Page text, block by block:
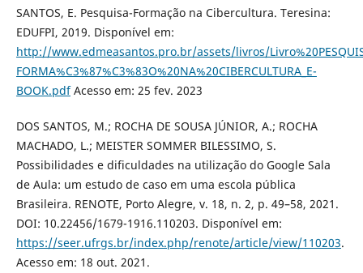
SANTOS, E. Pesquisa-Formação na Cibercultura. Teresina:
EDUFPI, 2019. Disponível em:
http://www.edmeasantos.pro.br/assets/livros/
FORMA%C3%87%C3%83O%20NA%20CIBERCULTURA_E-
BOOK.pdfAcesso em: 25 fev. 2023
DOS SANTOS, M.; ROCHA DE SOUSA JÚNIOR, A.; ROCHA
MACHADO, L.; MEISTER SOMMER BILESSIMO, S.
Possibilidades e dificuldades na utilização do Google Sala
de Aula: um estudo de caso em uma escola pública
Brasileira. RENOTE, Porto Alegre, v. 18, n. 2, p. 49–58, 2021.
DOI: 10.22456/1679-1916.110203. Disponível em:
https://seer.ufrgs.br/index.php/renote/article/view/110203.
Acesso em: 18 out. 2021.